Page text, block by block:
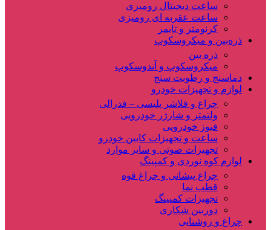
ساعت دیجیتال رومیزی
ساعت عقربه ای رومیزی
کرنومتر و تایمر
ذره‌بین و میکروسکوپ
ذره بین
میکروسکوپ و آندوسکوپ
دماسنج و رطوبت سنج
لوازم و تجهیزات خودرو
چراغ و فلاشر پلیسی – فدرالی
ولتمتر و شارژر خودرویی
فیوز خودرویی
ساعت و تجهیزات کابین خودرو
تجهیزات صوتی و سایر موارد
لوازم کوه نوردی و کمپینگ
چراغ پیشانی و چراغ قوه
قطب نما
تجهیزات کمپینگ
دوربین شکاری
چراغ و روشنایی